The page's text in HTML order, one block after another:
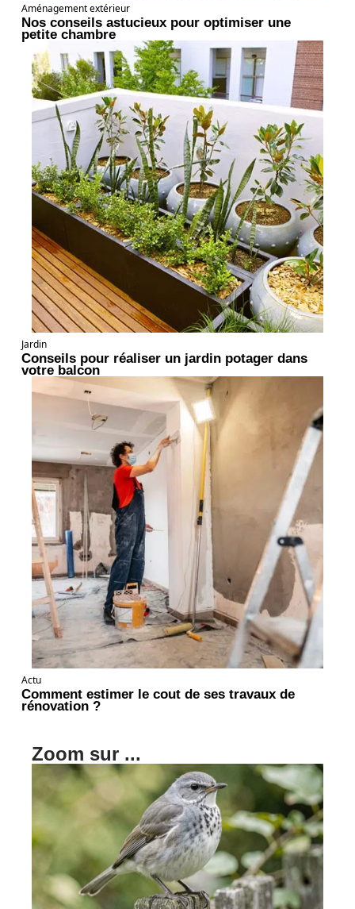
Aménagement extérieur
Nos conseils astucieux pour optimiser une
petite chambre
Jardin
Conseils pour réaliser un jardin potager dans
votre balcon
Actu
Comment estimer le cout de ses travaux de
rénovation ?
Zoom sur ...